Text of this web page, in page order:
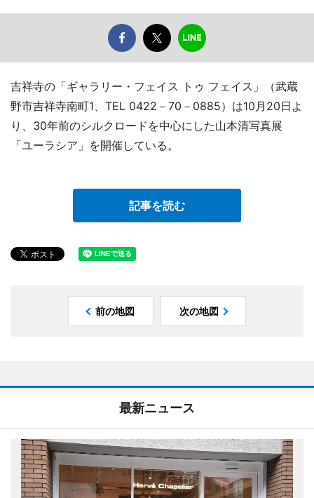
吉祥寺の「ギャラリー・フェイス トゥ フェイス」（武蔵
野市吉祥寺南町1、TEL 0422－70－0885）は10月20日よ
り、30年前のシルクロードを中心にした山本清写真展
「ユーラシア」を開催している。
記事を読む
前の地図 次の地図
最新ニュース